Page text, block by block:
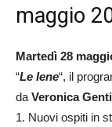
maggio
Martedì 28
“Le Iene“, il
da Veronica
1. Nuovi ospiti in